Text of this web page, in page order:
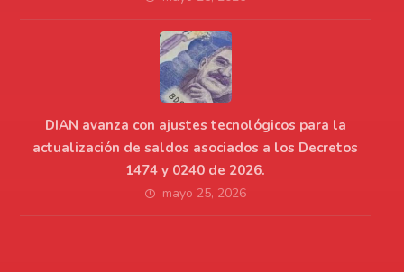
DIAN avanza con ajustes tecnológicos para la
actualización de saldos asociados a los Decretos
1474 y 0240 de 2026.
mayo 25, 2026